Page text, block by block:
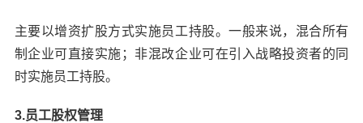
主要以增资扩股方式实施员工持股。一般来说，混合所有
制企业可直接实施；非混改企业可在引入战略投资者的同
时实施员工持股。
3.员工股权管理